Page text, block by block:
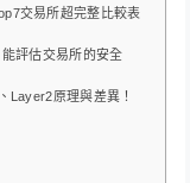
交易所超完整比較表
評估交易所的安全
原理與差異！